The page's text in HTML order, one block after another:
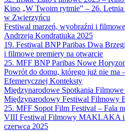
Kino „W Twoim rytmie” – 26.
w Zwierzyńcu
Festiwal marzeń, wyobraźni i
Andrzeja Kondratiuka 2025
19. Festiwal BNP Paribas Dwa
i filmowe premiery na otwarcie
25. MFF BNP Paribas Nowe
Powrót do domu, którego już nie ma
Efemerycznej Konteksty
Międzynarodowe Spotkania
Międzynarodowy Festiwal Filmowy
25. MFF Sopot Film Festival – Fala
VIII Festiwal Filmowy MAKLAKA i
czerwca 2025